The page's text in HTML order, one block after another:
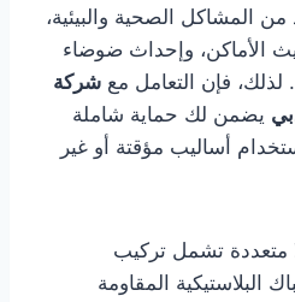
المشاكل الصحية والبيئية،
الأماكن، وإحداث ضوضاء
فإن التعامل مع شركة
يضمن لك حماية شاملة
أساليب مؤقتة أو غير
متعددة تشمل تركيب
البلاستيكية المقاومة